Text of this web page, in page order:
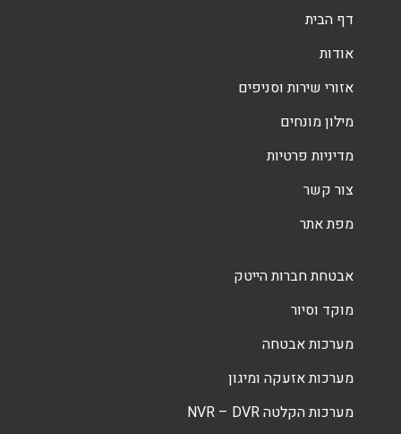
דף הבית
אודות
אזורי שירות וסניפים
מילון מונחים
מדיניות פרטיות
צור קשר
מפת אתר
אבטחת חברות הייטק
מוקד וסיור
מערכות אבטחה
מערכות אזעקה ומיגון
מערכות הקלטה NVR – DVR